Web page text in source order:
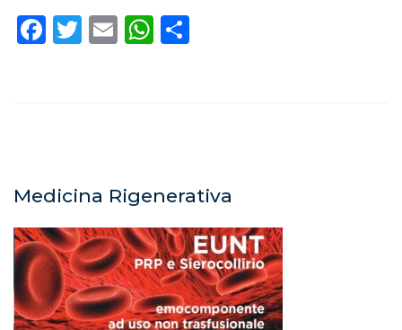
Facebook
Twitter
EmailWhatsApp
Medicina Rigenerativa